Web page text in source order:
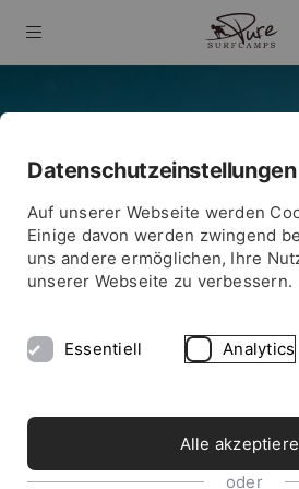
DEINE CHANCE EINE REISE ZU
o2 Surftown
SurfDM:
Gewinnspiel
Datenschutzeinstellungen
Auf unserer Webseite werden
Einige davon werden zwingend
uns andere ermöglichen, Ihre
unserer Webseite zu verbessern.
Essentiell Analytics
Alle
oder